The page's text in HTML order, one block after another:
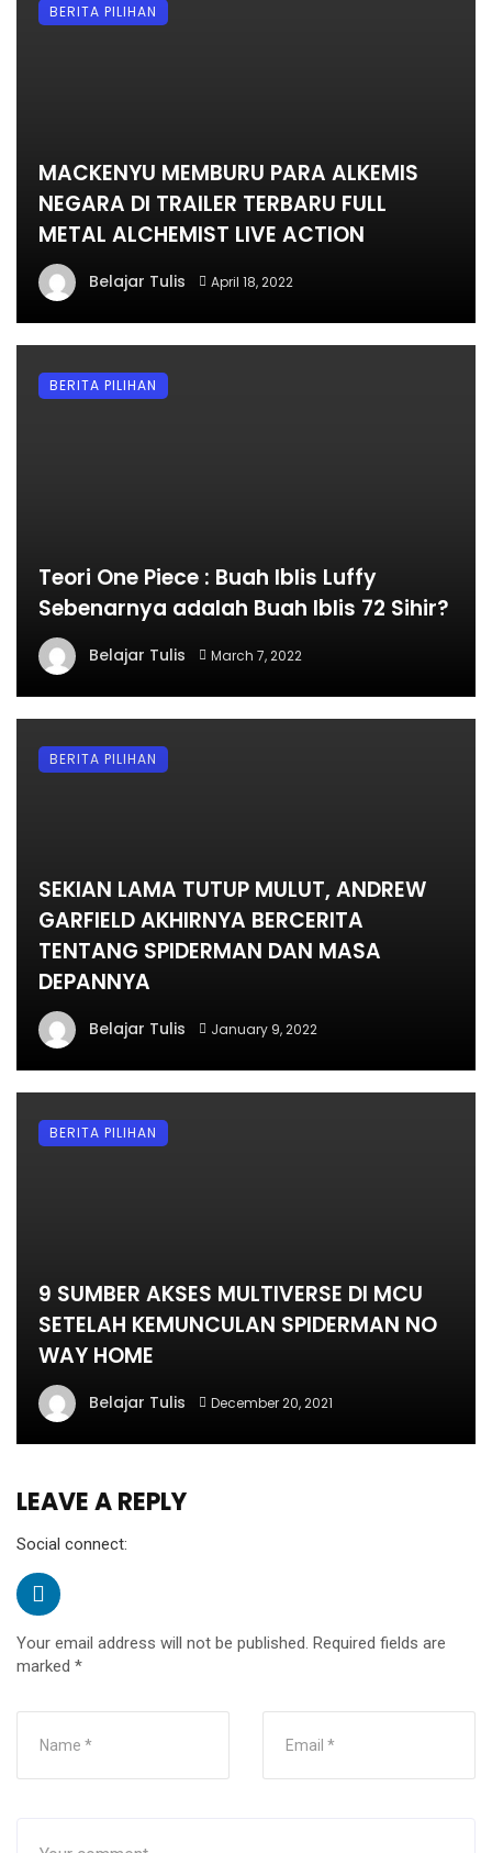
MACKENYU MEMBURU PARA ALKEMIS
NEGARA DI TRAILER TERBARU FULL
METAL ALCHEMIST LIVE ACTION
Belajar Tulis April 18, 2022
BERITA PILIHAN
Teori One Piece : Buah Iblis Luffy
Sebenarnya adalah Buah Iblis 72 Sihir?
Belajar Tulis March 7, 2022
BERITA PILIHAN
SEKIAN LAMA TUTUP MULUT, ANDREW
GARFIELD AKHIRNYA BERCERITA
TENTANG SPIDERMAN DAN MASA
DEPANNYA
Belajar Tulis January 9, 2022
BERITA PILIHAN
9 SUMBER AKSES MULTIVERSE DI MCU
SETELAH KEMUNCULAN SPIDERMAN NO
WAY HOME
Belajar Tulis December 20, 2021
BERITA PILIHAN
LEAVE A REPLY
Social connect:
Your email address will not be published. Required fields are
marked *